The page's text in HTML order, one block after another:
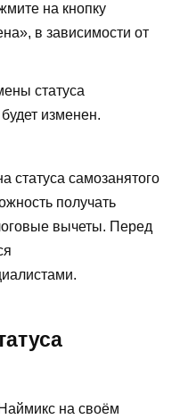
на кнопку
в зависимости от
статуса
изменен.
статуса самозанятого
получать
вычеты. Перед
на своём